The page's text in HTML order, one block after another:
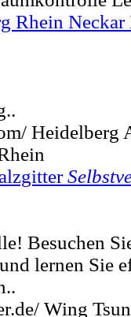
Rhein Neckar
Heidelberg
Besuchen
lernen Sie
Wing